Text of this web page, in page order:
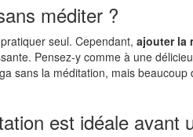
méditer ?
seul. Cependant, ajouter la
Pensez-y comme à une
sans la méditation, mais
est idéale avant